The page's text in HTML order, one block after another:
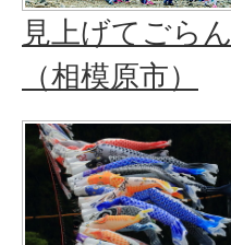
見上げてごらん
（相模原市）